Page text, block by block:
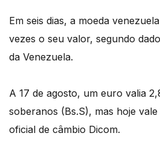
Em seis dias, a moeda
vezes o seu valor, segundo
da Venezuela.
A 17 de agosto, um euro valia
soberanos (Bs.S), mas hoje
oficial de câmbio Dicom.